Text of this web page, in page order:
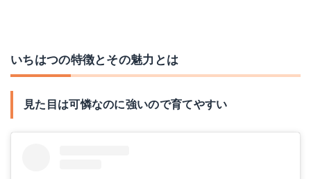
いちはつの特徴とその魅力とは
見た目は可憐なのに強いので育てやすい